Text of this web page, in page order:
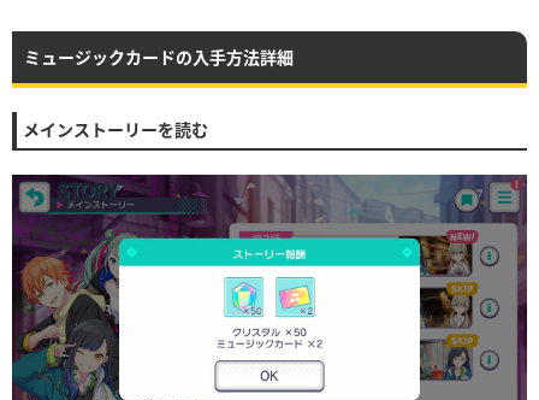
ミュージックカードの入手方法詳細
メインストーリーを読む